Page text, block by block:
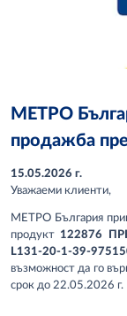
МЕТРО
продажба
15.05.2026 г.
Уважаеми клиенти,
МЕТРО България
продукт 122876
L131-20-1-39-
възможност да го
срок до 22.05.2026 г.